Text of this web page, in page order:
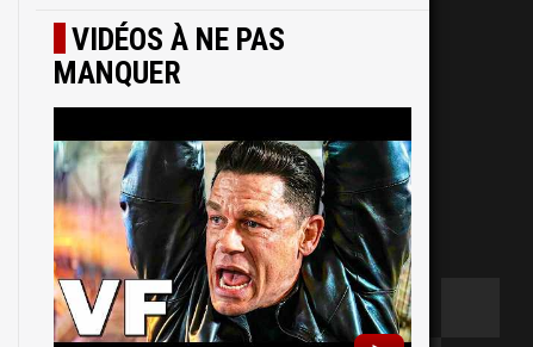
VIDÉOS À NE PAS
MANQUER